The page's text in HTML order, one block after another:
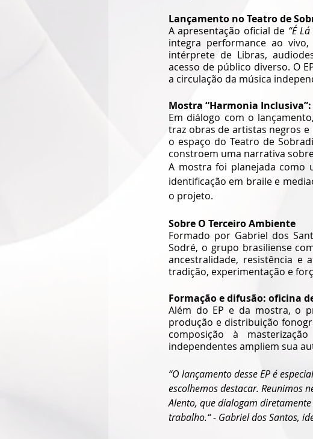
Lançamento no Teatro de
A apresentação oficial de “É
integra performance ao
intérprete de Libras,
acesso de público diverso. O
a circulação da música
Mostra “Harmonia
Em diálogo com o
traz obras de artistas negros
o espaço do Teatro de
constroem uma narrativa
A mostra foi planejada como
identificação em braile e
o projeto.
Sobre O Terceiro Ambiente
Formado por Gabriel dos
Sodré, o grupo brasiliense
ancestralidade, resistência e
tradição, experimentação e
Formação e difusão: oficina
Além do EP e da mostra, o
produção e distribuição
composição à
independentes ampliem sua
“O lançamento desse EP é
escolhemos destacar. Reunimos
Alento, que dialogam
trabalho.“ - Gabriel dos Santos,